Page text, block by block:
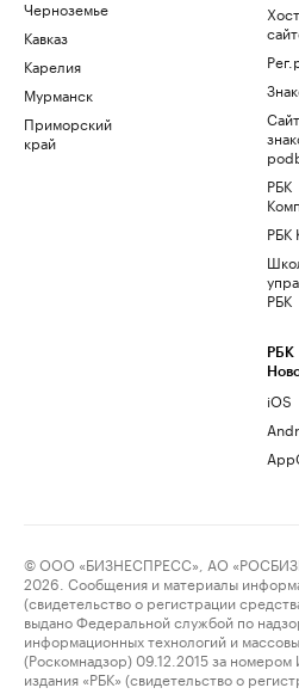
Черноземье
Кавказ
Карелия
Мурманск
Приморский
край
Сайт
РБК
РБК
РБК
РБК
iOS
© ООО «БИЗНЕСПРЕСС», АО
2026. Сообщения и материалы
(свидетельство о регистрации
выдано Федеральной службой по
информационных технологий и
(Роскомнадзор) 09.12.2015 за
издания «РБК» (свидетельство о